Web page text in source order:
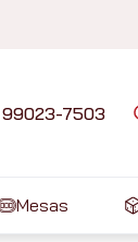
99023-7503
Mesas